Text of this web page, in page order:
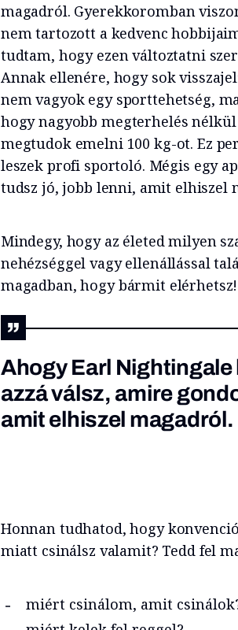
magadról. Gyerekkoromban
nem tartozott a kedvenc
tudtam, hogy ezen változtatni
Annak ellenére, hogy sok
nem vagyok egy sporttehetség,
hogy nagyobb megterhelés
megtudok emelni 100 kg-ot. Ez
leszek profi sportoló. Mégis egy
tudsz jó, jobb lenni, amit elhiszel
Mindegy, hogy az életed milyen
nehézséggel vagy ellenállással
magadban, hogy bármit elérhetsz!
Ahogy Earl Nightingale
azzá válsz, amire
amit elhiszel magadról.
Honnan tudhatod, hogy
miatt csinálsz valamit? Tedd fel
miért csinálom, amit